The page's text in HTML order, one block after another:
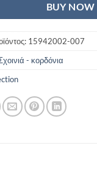
BUY NOW
15942002-007
- κορδόνια